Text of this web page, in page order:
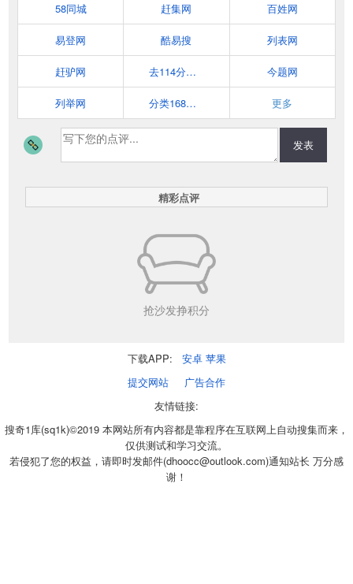
58同城 赶集网 百姓网
易登网 酷易搜 列表网
赶驴网 去114分类信息网 今题网
列举网 分类168信息网 更多
发表
精彩点评
抢沙发挣积分
下载APP: 安卓 苹果
提交网站
广告合作
友情链接:
搜奇1库(sq1k)©2019 本网站所有内容都是靠程序在互联网上自动搜集而来，
仅供测试和学习交流。
若侵犯了您的权益，请即时发邮件(dhoocc@outlook.com)通知站长 万分感
谢！